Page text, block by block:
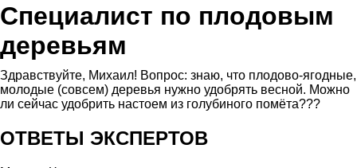
Специалист по плодовым
деревьям
Здравствуйте, Михаил! Вопрос: знаю, что плодово-ягодные,
молодые (совсем) деревья нужно удобрять весной. Можно
ли сейчас удобрить настоем из голубиного помёта???
ОТВЕТЫ ЭКСПЕРТОВ